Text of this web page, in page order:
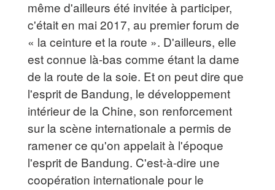
même d'ailleurs été invitée à participer,
c'était en mai 2017, au premier forum de
« la ceinture et la route ». D'ailleurs, elle
est connue là-bas comme étant la dame
de la route de la soie. Et on peut dire que
l'esprit de Bandung, le développement
intérieur de la Chine, son renforcement
sur la scène internationale a permis de
ramener ce qu'on appelait à l'époque
l'esprit de Bandung. C'est-à-dire une
coopération internationale pour le